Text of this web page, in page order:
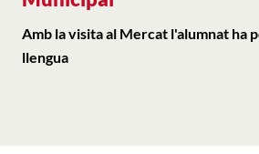
Amb la visita al Mercat l'alumnat ha
llengua